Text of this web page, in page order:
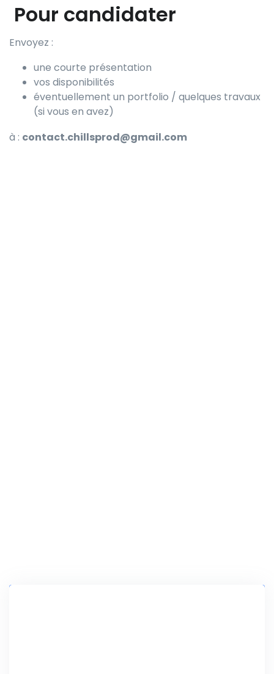
Pour candidater
Envoyez :
une courte présentation
vos disponibilités
éventuellement un portfolio / quelques travaux
(si vous en avez)
à : contact.chillsprod@gmail.com